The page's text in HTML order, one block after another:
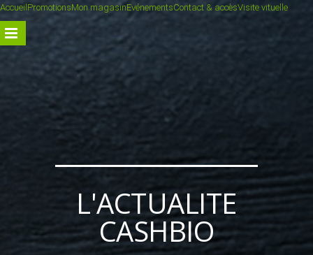
Accueil PromotionsMon magasinEvénementsContact & accèsVisite vituelle
L'ACTUALITE
CASHBIO